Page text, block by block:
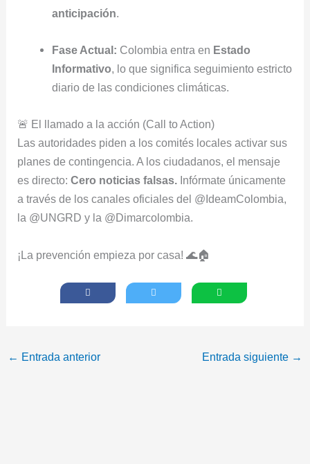
anticipación.
Fase Actual: Colombia entra en Estado
Informativo, lo que significa seguimiento estricto
diario de las condiciones climáticas.
🚨 El llamado a la acción (Call to Action)
Las autoridades piden a los comités locales activar sus
planes de contingencia. A los ciudadanos, el mensaje
es directo:Cero noticias falsas. Infórmate únicamente
a través de los canales oficiales del @IdeamColombia,
la @UNGRD y la @Dimarcolombia.
¡La prevención empieza por casa! 🌊🏠
← Entrada anterior Entrada siguiente →